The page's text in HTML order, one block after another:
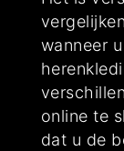
wanneer
online te
dat u de